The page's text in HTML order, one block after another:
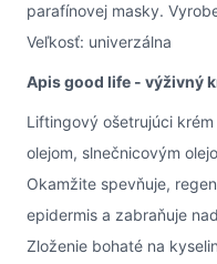
parafínovej masky.
Veľkosť: univerzálna
Apis good life - výživný
Liftingový ošetrujúci
olejom, slnečnicovým
Okamžite spevňuje,
epidermis a zabraňuje
Zloženie bohaté na